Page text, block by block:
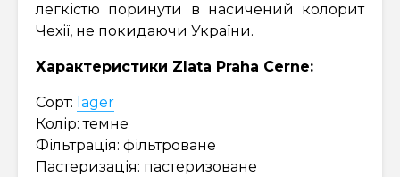
легкістю поринути в насичений колорит
Чехії, не покидаючи України.
Характеристики Zlata Praha Cerne:
Сорт: lager
Колір: темне
Фільтрація: фільтроване
Пастеризація: пастеризоване